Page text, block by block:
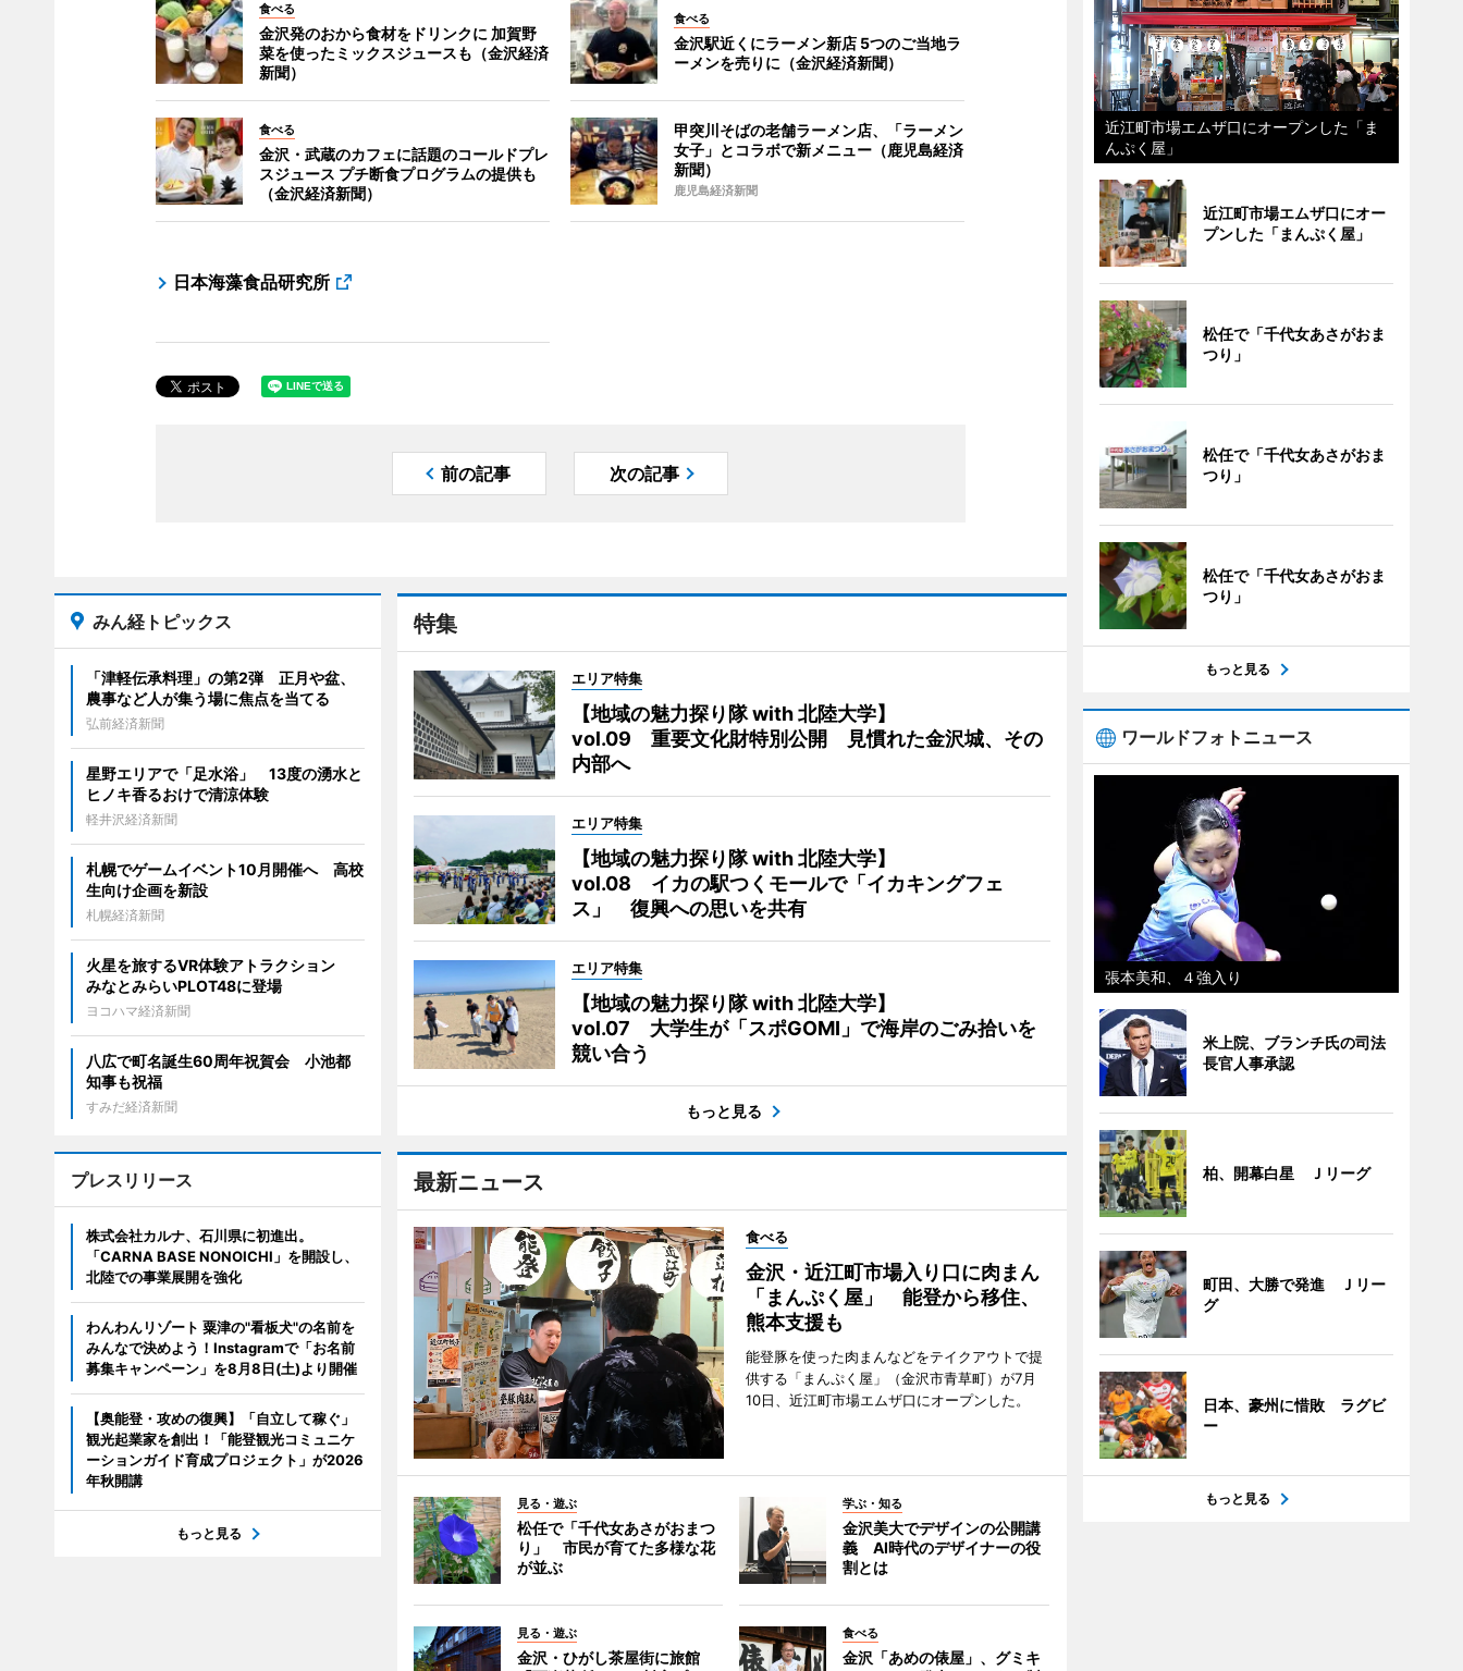
食べる
金沢発のおから食材をドリンクに 加賀野
菜を使ったミックスジュースも（金沢経済
新聞）
食べる
金沢駅近くにラーメン新店 5つのご当地ラ
ーメンを売りに（金沢経済新聞）
食べる
金沢・武蔵のカフェに話題のコールドプレ
スジュース プチ断食プログラムの提供も
（金沢経済新聞）
甲突川そばの老舗ラーメン店、「ラーメン
女子」とコラボで新メニュー（鹿児島経済
新聞）
鹿児島経済新聞
日本海藻食品研究所
前の記事 次の記事
特集
エリア特集
【地域の魅力探り隊 with 北陸大学】
vol.09 重要文化財特別公開 見慣れた金沢城、その
内部へ
エリア特集
【地域の魅力探り隊 with 北陸大学】
vol.08 イカの駅つくモールで「イカキングフェ
ス」 復興への思いを共有
エリア特集
【地域の魅力探り隊 with 北陸大学】
vol.07 大学生が「スポGOMI」で海岸のごみ拾いを
競い合う
もっと見る
最新ニュース
食べる
金沢・近江町市場入り口に肉まん
「まんぷく屋」 能登から移住、
熊本支援も
能登豚を使った肉まんなどをテイクアウトで提
供する「まんぷく屋」（金沢市青草町）が7月
10日、近江町市場エムザ口にオープンした。
見る・遊ぶ
松任で「千代女あさがおまつ
り」 市民が育てた多様な花
が並ぶ
学ぶ・知る
金沢美大でデザインの公開講
義 AI時代のデザイナーの役
割とは
見る・遊ぶ
金沢・ひがし茶屋街に旅館
食べる
金沢「あめの俵屋」、グミキ
みん経トピックス
「津軽伝承料理」の第2弾 正月や盆、
農事など人が集う場に焦点を当てる
弘前経済新聞
星野エリアで「足水浴」 13度の湧水と
ヒノキ香るおけで清涼体験
軽井沢経済新聞
札幌でゲームイベント10月開催へ 高校
生向け企画を新設
札幌経済新聞
火星を旅するVR体験アトラクション
みなとみらいPLOT48に登場
ヨコハマ経済新聞
八広で町名誕生60周年祝賀会 小池都
知事も祝福
すみだ経済新聞
プレスリリース
株式会社カルナ、石川県に初進出。
「CARNA BASE NONOICHI」を開設し、
北陸での事業展開を強化
わんわんリゾート 粟津の"看板犬"の名前を
みんなで決めよう！Instagramで「お名前
募集キャンペーン」を8月8日(土)より開催
【奥能登・攻めの復興】「自立して稼ぐ」
観光起業家を創出！「能登観光コミュニケ
ーションガイド育成プロジェクト」が2026
年秋開講
もっと見る
近江町市場エムザ口にオープンした「ま
んぷく屋」
近江町市場エムザ口にオー
プンした「まんぷく屋」
松任で「千代女あさがおま
つり」
松任で「千代女あさがおま
つり」
松任で「千代女あさがおま
つり」
もっと見る
ワールドフォトニュース
張本美和、４強入り
米上院、ブランチ氏の司法
長官人事承認
柏、開幕白星 Ｊリーグ
町田、大勝で発進 Ｊリー
グ
日本、豪州に惜敗 ラグビ
ー
もっと見る